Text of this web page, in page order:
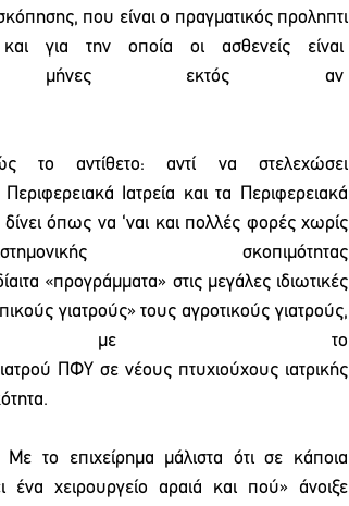
που είναι ο πραγματικός προληπτι
για  την  οποία  οι  ασθενείς  είναι
μήνες  εκτός  αν
το αντίθετο: αντί να στελεχώσει
Ιατρεία και τα Περιφερειακά
όπως να ‘ναι και πολλές φορές χωρίς
σκοπιμότητας
«προγράμματα» στις μεγάλες ιδιωτικές
γιατρούς» τους αγροτικούς γιατρούς,
με το
ΠΦΥ σε νέους πτυχιούχους ιατρικής
το επιχείρημα μάλιστα ότι σε κάποια
ένα  χειρουργείο  αραιά  και  πού»  άνοιξε